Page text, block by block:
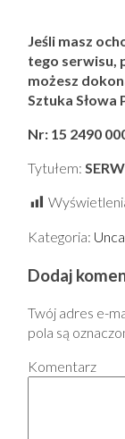
Jeśli masz
tego serwisu,
możesz
Sztuka Słowa
Nr: 15 2490
Tytułem:
Kategoria:
Dodaj
Twój adres e-
pola są
Komentarz